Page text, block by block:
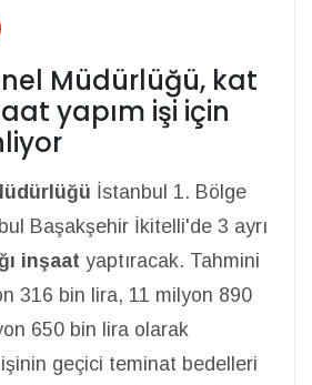
Müdürlüğü, kat
yapım işi için
İstanbul 1. Bölge
Başakşehir İkitelli'de 3 ayrı
inşaat yaptıracak. Tahmini
316 bin lira, 11 milyon 890
650 bin lira olarak
geçici teminat bedelleri